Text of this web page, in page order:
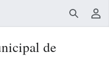
Buscar
de